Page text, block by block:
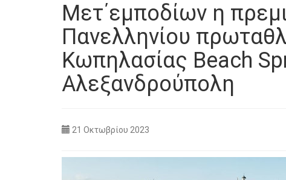
Μετ΄εμποδίων η
Πανελληνίου
Κωπηλασίας Beach
Αλεξανδρούπολη
21 Οκτωβρίου 2023